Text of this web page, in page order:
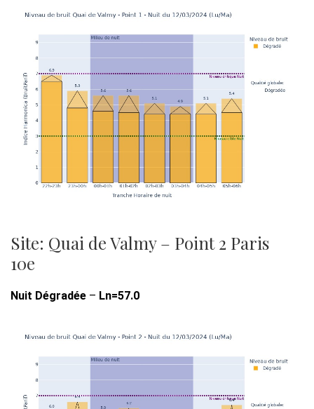
Site: Quai de Valmy – Point 2 Paris
10e
Nuit Dégradée – Ln=57.0